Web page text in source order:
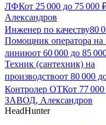
ЛФКот 25 000 до 75 000
Александров
Инженер по качеству80
Помощник оператора на
линиюот 60 000 до 85
Техник (сантехник) на
производствоот 80 000
Контролер ОТКот 77 000
ЗАВОД, Александров
HeadHunter